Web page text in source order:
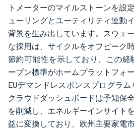
トメーターのマイルストーンを設
ューリングとユーティリティ連動
背景を生み出しています。スウェ
な採用は、サイクルをオフピーク
節約可能性を示しており、この経
ープン標準がホームプラットフォ
EUデマンドレスポンスプログラ
クラウドダッシュボードは予知保
を削減し、エネルギーインサイト
益に変換しており、欧州主要家電